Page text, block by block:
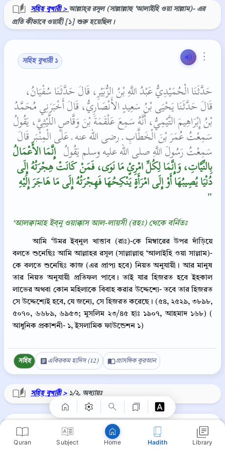
Quran Subject Home Hadith Library
সহিহ বুখারী > আল্লাহ্‌র রসূল (সাল্লাল্লাহু 'আলাইহি ওয়া সাল্লাম)- এর
প্রতি কীভাবে ওয়াহী [১] শুরু হয়েছিল।
⋮
সহিহ বুখারী ১
حَدَّثَنَا الْحُمَيْدِيُّ عَبْدُ اللَّهِ بْنُ الزُّبَيْرِ، قَالَ حَدَّثَنَا سُفْيَانُ،
قَالَ حَدَّثَنَا يَحْيَى بْنُ سَعِيدٍ الأَنْصَارِيُّ، قَالَ أَخْبَرَنِي مُحَمَّدُ
بْنُ إِبْرَاهِيمَ التَّيْمِيُّ، أَنَّهُ سَمِعَ عَلْقَمَةَ بْنَ وَقَّاصٍ اللَّيْثِيَّ، يَقُولُ
سَمِعْتُ عُمَرَ بْنَ الْخَطَّابِ ـ رضى الله عنه ـ عَلَى الْمِنْبَرِ قَالَ
سَمِعْتُ رَسُولَ اللَّهِ صلى الله عليه وسلم يَقُولُ ‏
‏ إِنَّمَا الأَعْمَالُ
بِالنِّيَّاتِ، وَإِنَّمَا لِكُلِّ امْرِئٍ مَا نَوَى، فَمَنْ كَانَتْ هِجْرَتُهُ إِلَى
دُنْيَا يُصِيبُهَا أَوْ إِلَى امْرَأَةٍ يَنْكِحُهَا فَهِجْرَتُهُ إِلَى مَا هَاجَرَ إِلَيْهِ
‏"
‘আলক্বামাহ ইব্‌নু ওয়াক্কাস আল-লায়সী (রহঃ) থেকে বর্নিতঃ
আমি ‘উমর ইব্‌নুল খাত্তাব (রাঃ)-কে মিম্বারের উপর দাঁড়িয়ে
বলতে শুনেছিঃ আমি আল্লাহর রসূল (সাল্লাল্লাহু ‘আলাইহি ওয়া সাল্লাম)-
কে বলতে শুনেছিঃ কাজ (এর প্রাপ্য হবে) নিয়ত অনুযায়ী। আর মানুষ
তার নিয়ত অনুযায়ী প্রতিফল পাবে। তাই যার হিজরত হবে ইহকাল
লাভের অথবা কোন মহিলাকে বিবাহ করার উদ্দেশ্যে- তবে তার হিজরত
সে উদ্দেশ্যেই হবে, যে জন্যে, সে হিজরত করেছে। (৫৪, ২৫২৯, ৩৮৯৮,
৫০৭০, ৬৬৮৯, ৬৯৫৩; মুসলিম ২৩/৪৫ হাঃ ১৯০৭, আহমাদ ১৬৮) (
আধুনিক প্রকাশনী- ১, ইসলামিক ফাউন্ডেশন ১)
সহিহ একিরকম হাদিস (12) প্রাসঙ্গিক কুরআন
সহিহ বুখারী > ১/২. অধ্যায়ঃ
⋮
সহিহ বুখারী ২
Copy